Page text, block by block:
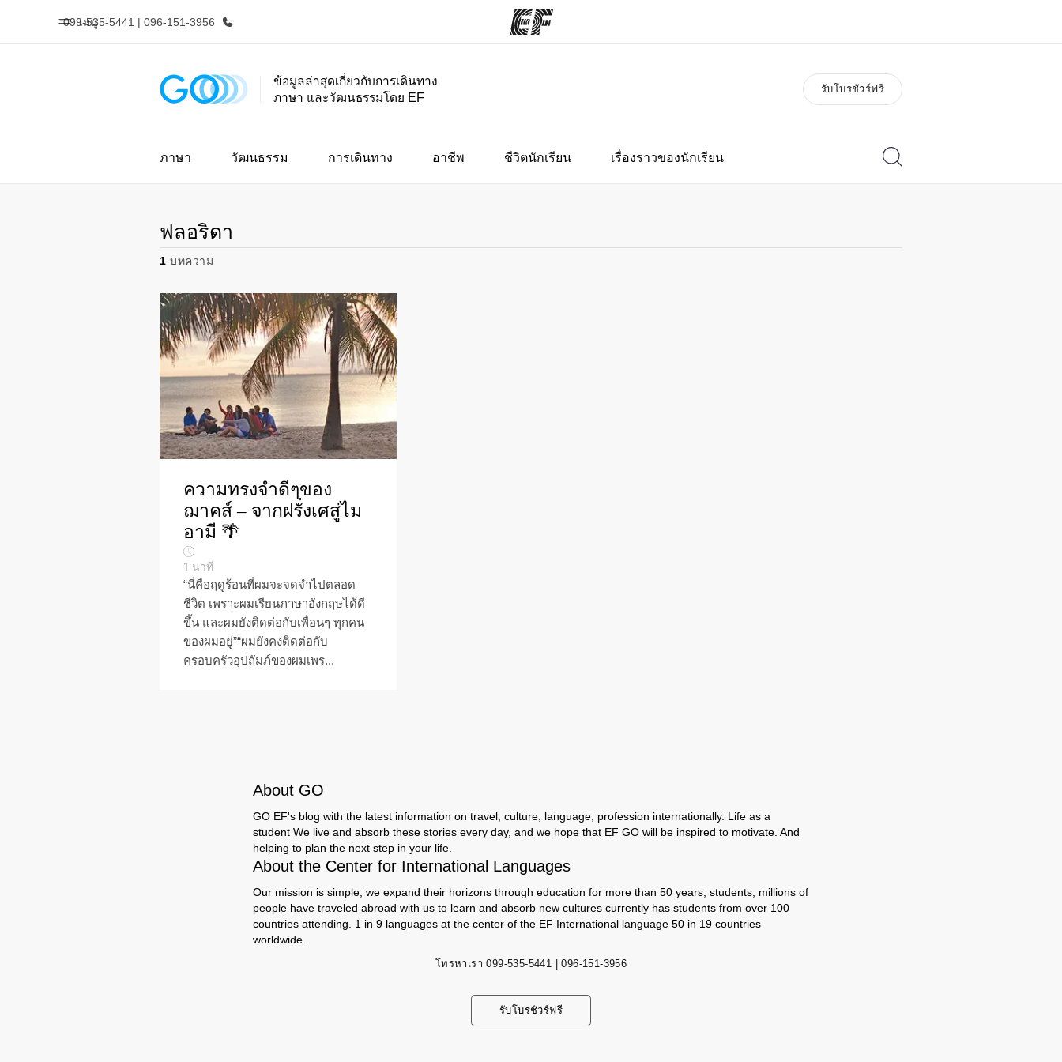
เมนู
099-535-5441 | 096-151-3956
หน้าหลัก โปรแกรม อาชีพ
ข้อมูลล่าสุดเกี่ยวกับการเดินทาง
ภาษา และวัฒนธรรมโดย EF
รับโบรชัวร์ฟรี
ภาษา วัฒนธรรม การเดินทาง อาชีพ ชีวิตนักเรียน เรื่องราวของนักเรียน
ฟลอริดา
1 บทความ
ความทรงจำดีๆของ
ฌาคส์ – จากฝรั่งเศสู่ไม
อามี 🌴
1 นาที
“นี่คือฤดูร้อนที่ผมจะจดจำไปตลอด
ชีวิต เพราะผมเรียนภาษาอังกฤษได้ดี
ขึ้น และผมยังติดต่อกับเพื่อนๆ ทุกคน
ของผมอยู่”“ผมยังคงติดต่อกับ
ครอบครัวอุปถัมภ์ของผมเพร...
About GO
GO EF's blog with the latest information on travel, culture, language, profession internationally. Life as a
student We live and absorb these stories every day, and we hope that EF GO will be inspired to motivate. And
helping to plan the next step in your life.
About the Center for International Languages
Our mission is simple, we expand their horizons through education for more than 50 years, students, millions of
people have traveled abroad with us to learn and absorb new cultures currently has students from over 100
countries attending. 1 in 9 languages ​​at the center of the EF International language 50 in 19 countries
worldwide.
โทรหาเรา 099-535-5441 | 096-151-3956
รับโบรชัวร์ฟรี